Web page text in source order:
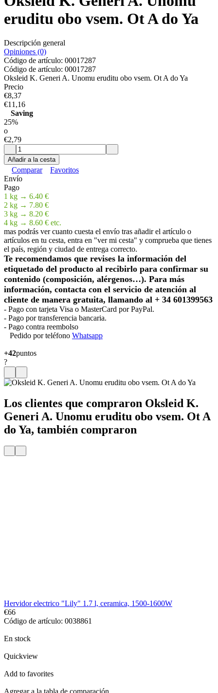
eruditu obo vsem. Ot A do Ya
Descripción general
Opiniones (0)
Código de artículo: 00017287
Código de artículo: 00017287
Oksleid K. Generi A. Unomu eruditu obo vsem. Ot A do Ya
Precio
€8,37
€11,16
Saving
25%
o
€2,79
Añadir a la cesta
Comparar
Favoritos
Envío
Pago
1 kg → 6.40 €
2 kg → 7.80 €
3 kg → 8.20 €
4 kg → 8.60 € etc.
mas podrás ver cuanto cuesta el envío tras añadir el artículo o
artículos en tu cesta, entra en "ver mi cesta" y comprueba que tienes
el país, región y ciudad de entrega correcto.
Te recomendamos que revises la información del
etiquetado del producto al recibirlo para confirmar su
contenido (composición, alérgenos…). Para más
información, contacta con el servicio de atención al
cliente de manera gratuita, llamando al + 34 601399563
- Pago con tarjeta Visa o MasterCard por PayPal.
- Pago por transferencia bancaria.
- Pago contra reembolso
Pedido por teléfono Whatsapp
+42puntos
?
Los clientes que compraron Oksleid K.
Generi A. Unomu eruditu obo vsem. Ot A
do Ya, también compraron
Hervidor electrico "Lily" 1.7 l, ceramica, 1500-1600W
€66
Código de artículo: 0038861
En stock
Quickview
Add to favorites